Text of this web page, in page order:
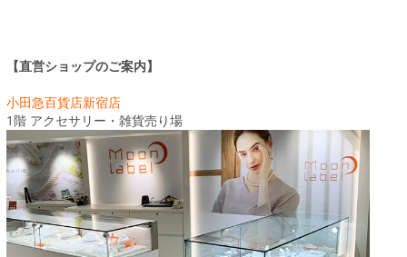
【直営ショップのご案内】
小田急百貨店新宿店
1階 アクセサリー・雑貨売り場